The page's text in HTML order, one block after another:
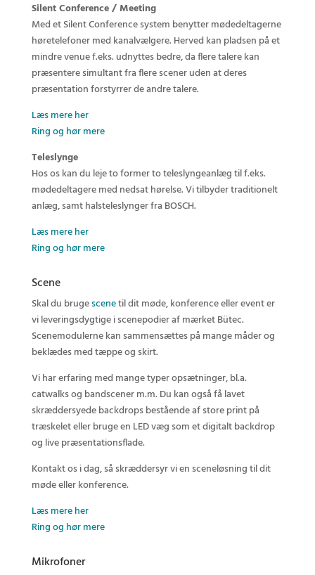
Silent Conference / Meeting
Med et Silent Conference system benytter mødedeltagerne
høretelefoner med kanalvælgere. Herved kan pladsen på et
mindre venue f.eks. udnyttes bedre, da flere talere kan
præsentere simultant fra flere scener uden at deres
præsentation forstyrrer de andre talere.
Læs mere her
Ring og hør mere
Teleslynge
Hos os kan du leje to former to teleslyngeanlæg til f.eks.
mødedeltagere med nedsat hørelse. Vi tilbyder traditionelt
anlæg, samt halsteleslynger fra BOSCH.
Læs mere her
Ring og hør mere
Scene
Skal du brugescenetil dit møde, konference eller event er
vi leveringsdygtige i scenepodier af mærket Bütec.
Scenemodulerne kan sammensættes på mange måder og
beklædes med tæppe og skirt.
Vi har erfaring med mange typer opsætninger, bl.a.
catwalks og bandscener m.m. Du kan også få lavet
skræddersyede backdrops bestående af store print på
træskelet eller bruge en LED væg som et digitalt backdrop
og live præsentationsflade.
Kontakt os i dag, så skræddersyr vi en sceneløsning til dit
møde eller konference.
Læs mere her
Ring og hør mere
Mikrofoner